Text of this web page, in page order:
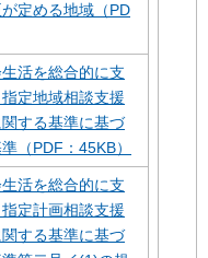
定める地域（PD
活を総合的に支
定地域相談支援
する基準に基づ
（PDF：45KB）
活を総合的に支
定計画相談支援
する基準に基づ